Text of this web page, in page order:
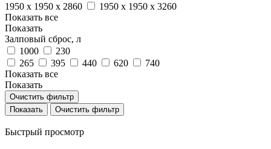
1950 х 1950 х 2860
1950 х 1950 х 3260
Показать все
Показать
Залповый сброс, л
1000
230
265
395 440 620
740
Показать все
Показать
Очистить фильтр
Очистить фильтр
Быстрый просмотр